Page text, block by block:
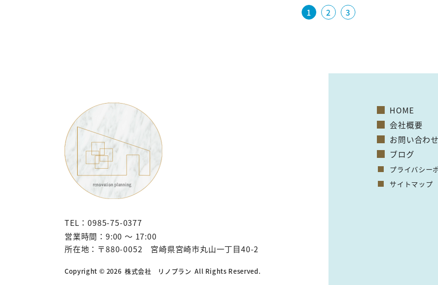
1 2 3
TEL：0985-75-0377
営業時間：9:00 〜 17:00
所在地： 〒880-0052 宮崎県宮崎市丸山一丁目40-2
HOME
会社概要
お問い合わ
ブログ
プライバシー
サイトマップ
Copyright © 2026 株式会社 リノプラン All Rights Reserved.